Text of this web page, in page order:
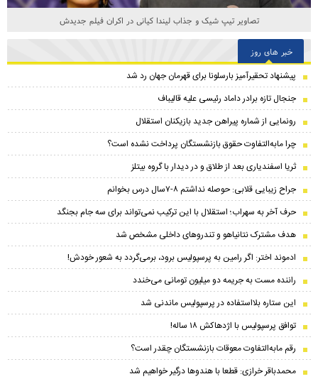
تصاویر تیپ شیک و جذاب لیندا کیانی در اکران فیلم جدیدش
خبر های روز
پیشنهاد تحقیرآمیز بارسلونا برای قهرمان جهان رد شد
جنجال تازه برادر داماد رئیسی علیه قالیباف
رونمایی از شماره پیراهن جدید بازیکنان استقلال
چرا مابه‌التفاوت حقوق بازنشستگان پرداخت نشده است؟
ثریا اسفندیاری بعد از طلاق و در دیدار با گروه بیتلز
جراح زیبایی قلابی: حوصله نداشتم ۸-۷سال درس بخوانم
حرف آخر به سهراب؛ استقلال با این ترکیب نمی‌تواند برای سه جام بجنگد
هدف مشترک نتانیاهو و تندروهای داخلی مشخص شد
ادموند اختر: اگر رامین به پرسپولیس برود، برمی‌گردد به شعور خودش!
راننده مست به جریمه دو میلیون تومانی می‌خندد
این ستاره بلااستفاده در پرسپولیس ماندنی شد
توافق پرسپولیس با اژدهاکش ۱۸ ساله!
رقم مابه‌‌التفاوت معوقات بازنشستگان چقدر است؟
محمدباقر خرازی: قطعا با هندوها درگیر خواهیم شد